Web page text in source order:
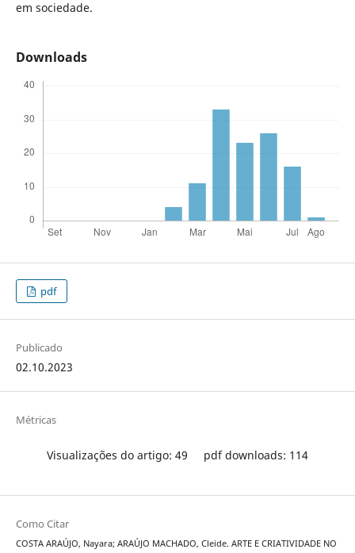
em sociedade.
Downloads
pdf
Publicado
02.10.2023
Métricas
Visualizações do artigo: 49 pdf downloads: 114
Como Citar
COSTA ARAÚJO, Nayara; ARAÚJO MACHADO, Cleide. ARTE E CRIATIVIDADE NO